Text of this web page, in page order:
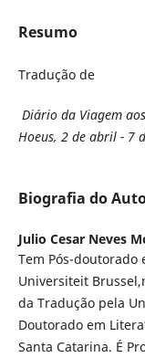
Resumo
Tradução de
Diário da Viagem
Hoeus, 2 de abril - 7
Biografia do
Julio Cesar Neves
Tem Pós-doutorado
Universiteit
da Tradução pela
Doutorado em
Santa Catarina. É